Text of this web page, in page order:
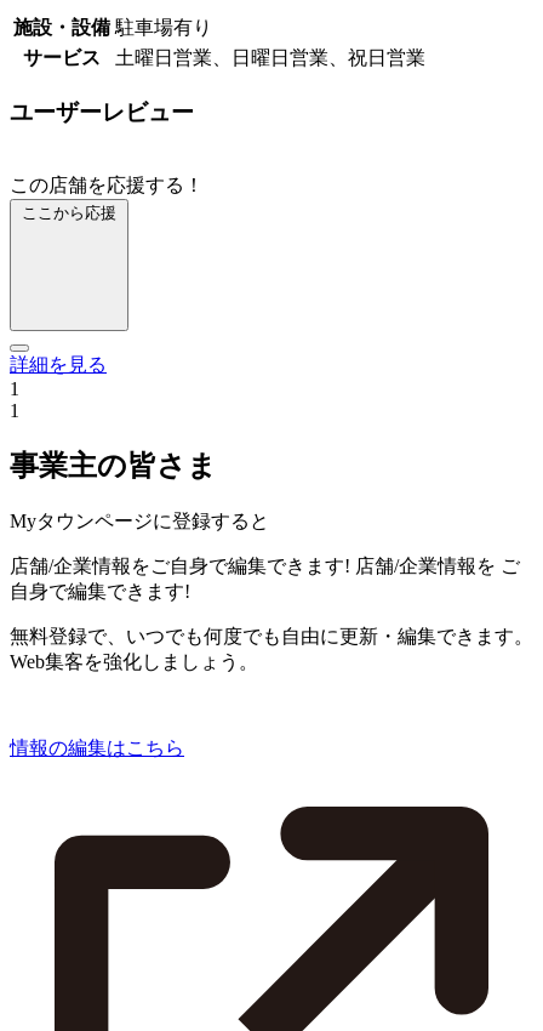
施設・設備 駐車場有り
サービス
土曜日営業、日曜日営業、祝日営業
ユーザーレビュー
この店舗を応援する！
ここから応援
詳細を見る
1
1
事業主の皆さま
Myタウンページに登録すると
店舗/企業情報をご自身で編集できます! 店舗/企業情報を ご
自身で編集できます!
無料登録で、いつでも何度でも自由に更新・編集できます。
Web集客を強化しましょう。
情報の編集はこちら